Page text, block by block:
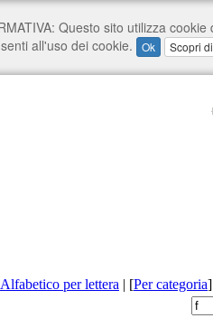
Alfabetico per lettera | [Per categoria]